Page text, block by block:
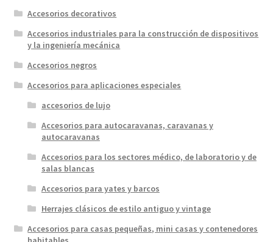
Accesorios decorativos
Accesorios industriales para la construcción de dispositivos
y la ingeniería mecánica
Accesorios negros
Accesorios para aplicaciones especiales
accesorios de lujo
Accesorios para autocaravanas, caravanas y
autocaravanas
Accesorios para los sectores médico, de laboratorio y de
salas blancas
Accesorios para yates y barcos
Herrajes clásicos de estilo antiguo y vintage
Accesorios para casas pequeñas, mini casas y contenedores